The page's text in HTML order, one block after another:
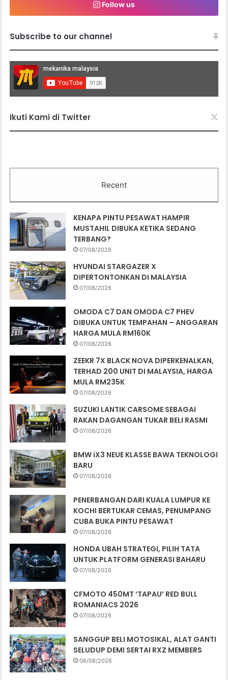
Follow us
Subscribe to our channel
Ikuti Kami di Twitter
Recent
KENAPA PINTU PESAWAT HAMPIR
MUSTAHIL DIBUKA KETIKA SEDANG
TERBANG?
07/08/2026
HYUNDAI STARGAZER X
DIPERTONTONKAN DI MALAYSIA
07/08/2026
OMODA C7 DAN OMODA C7 PHEV
DIBUKA UNTUK TEMPAHAN – ANGGARAN
HARGA MULA RM160K
07/08/2026
ZEEKR 7X BLACK NOVA DIPERKENALKAN,
TERHAD 200 UNIT DI MALAYSIA, HARGA
MULA RM235K
07/08/2026
SUZUKI LANTIK CARSOME SEBAGAI
RAKAN DAGANGAN TUKAR BELI RASMI
07/08/2026
BMW iX3 NEUE KLASSE BAWA TEKNOLOGI
BARU
07/08/2026
PENERBANGAN DARI KUALA LUMPUR KE
KOCHI BERTUKAR CEMAS, PENUMPANG
CUBA BUKA PINTU PESAWAT
07/08/2026
HONDA UBAH STRATEGI, PILIH TATA
UNTUK PLATFORM GENERASI BAHARU
07/08/2026
CFMOTO 450MT ‘TAPAU’ RED BULL
ROMANIACS 2026
07/08/2026
SANGGUP BELI MOTOSIKAL, ALAT GANTI
SELUDUP DEMI SERTAI RXZ MEMBERS
06/08/2026